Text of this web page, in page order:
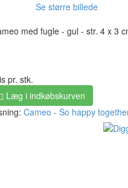
Se større billede
med fugle - gul - str. 4 x 3
pr. stk.
Læg i indkøbskurven
Cameo - So happy